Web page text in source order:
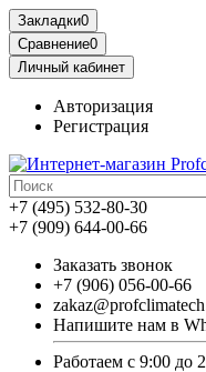
Закладки0
Сравнение0
Личный кабинет
Авторизация
Регистрация
+7 (495) 532-80-30
+7 (909) 644-00-66
Заказать звонок
+7 (906) 056-00-66
Напишите нам в
Работаем с 9:00 до